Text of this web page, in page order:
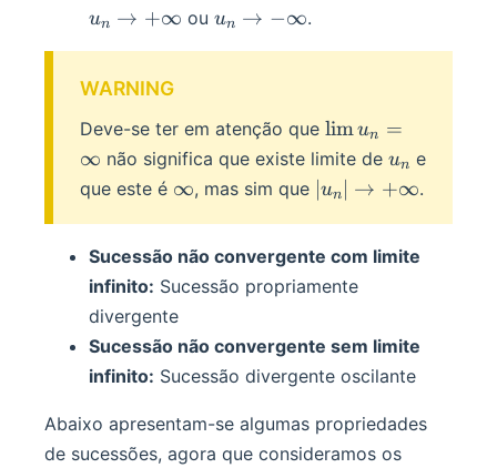
un → +∞ ou u_n
un → −∞.
WARNING
Deve-se ter em atenção que \lim
u_n=\infin
limun
=
∞ não significa que existe limite de u_n
un e
que este é \infin
∞, mas sim que |u_n|\rightarrow
un → +∞.
Sucessão não convergente com limite
infinito: Sucessão propriamente
divergente
Sucessão não convergente sem limite
infinito: Sucessão divergente oscilante
Abaixo apresentam-se algumas propriedades
de sucessões, agora que consideramos os